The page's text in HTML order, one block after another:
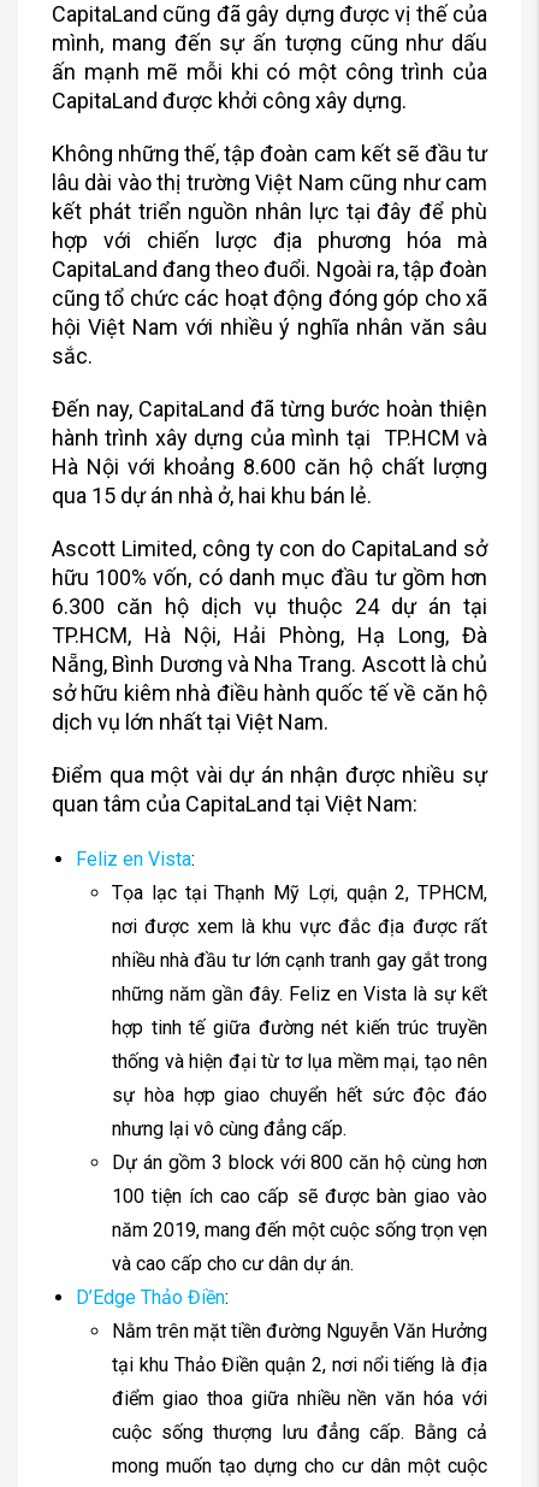
CapitaLand cũng đã gây dựng được vị thế của
mình, mang đến sự ấn tượng cũng như dấu
ấn mạnh mẽ mỗi khi có một công trình của
CapitaLand được khởi công xây dựng.
Không những thế, tập đoàn cam kết sẽ đầu tư
lâu dài vào thị trường Việt Nam cũng như cam
kết phát triển nguồn nhân lực tại đây để phù
hợp với chiến lược địa phương hóa mà
CapitaLand đang theo đuổi. Ngoài ra, tập đoàn
cũng tổ chức các hoạt động đóng góp cho xã
hội Việt Nam với nhiều ý nghĩa nhân văn sâu
sắc.
Đến nay, CapitaLand đã từng bước hoàn thiện
hành trình xây dựng của mình tại TP.HCM và
Hà Nội với khoảng 8.600 căn hộ chất lượng
qua 15 dự án nhà ở, hai khu bán lẻ.
Ascott Limited, công ty con do CapitaLand sở
hữu 100% vốn, có danh mục đầu tư gồm hơn
6.300 căn hộ dịch vụ thuộc 24 dự án tại
TP.HCM, Hà Nội, Hải Phòng, Hạ Long, Đà
Nẵng, Bình Dương và Nha Trang. Ascott là chủ
sở hữu kiêm nhà điều hành quốc tế về căn hộ
dịch vụ lớn nhất tại Việt Nam.
Điểm qua một vài dự án nhận được nhiều sự
quan tâm của CapitaLand tại Việt Nam:
Feliz en Vista:
Tọa lạc tại Thạnh Mỹ Lợi, quận 2, TPHCM,
nơi được xem là khu vực đắc địa được rất
nhiều nhà đầu tư lớn cạnh tranh gay gắt trong
những năm gần đây. Feliz en Vista là sự kết
hợp tinh tế giữa đường nét kiến trúc truyền
thống và hiện đại từ tơ lụa mềm mại, tạo nên
sự hòa hợp giao chuyển hết sức độc đáo
nhưng lại vô cùng đẳng cấp.
Dự án gồm 3 block với 800 căn hộ cùng hơn
100 tiện ích cao cấp sẽ được bàn giao vào
năm 2019, mang đến một cuộc sống trọn vẹn
và cao cấp cho cư dân dự án.
D’Edge Thảo Điền:
Nằm trên mặt tiền đường Nguyễn Văn Hưởng
tại khu Thảo Điền quận 2, nơi nổi tiếng là địa
điểm giao thoa giữa nhiều nền văn hóa với
cuộc sống thượng lưu đẳng cấp. Bằng cả
mong muốn tạo dựng cho cư dân một cuộc